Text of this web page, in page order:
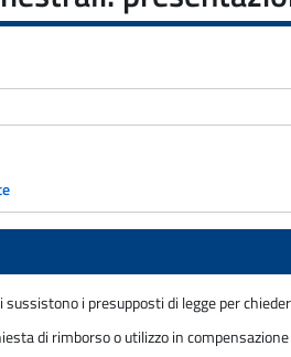
sussistono i presupposti di legge per
di rimborso o utilizzo in